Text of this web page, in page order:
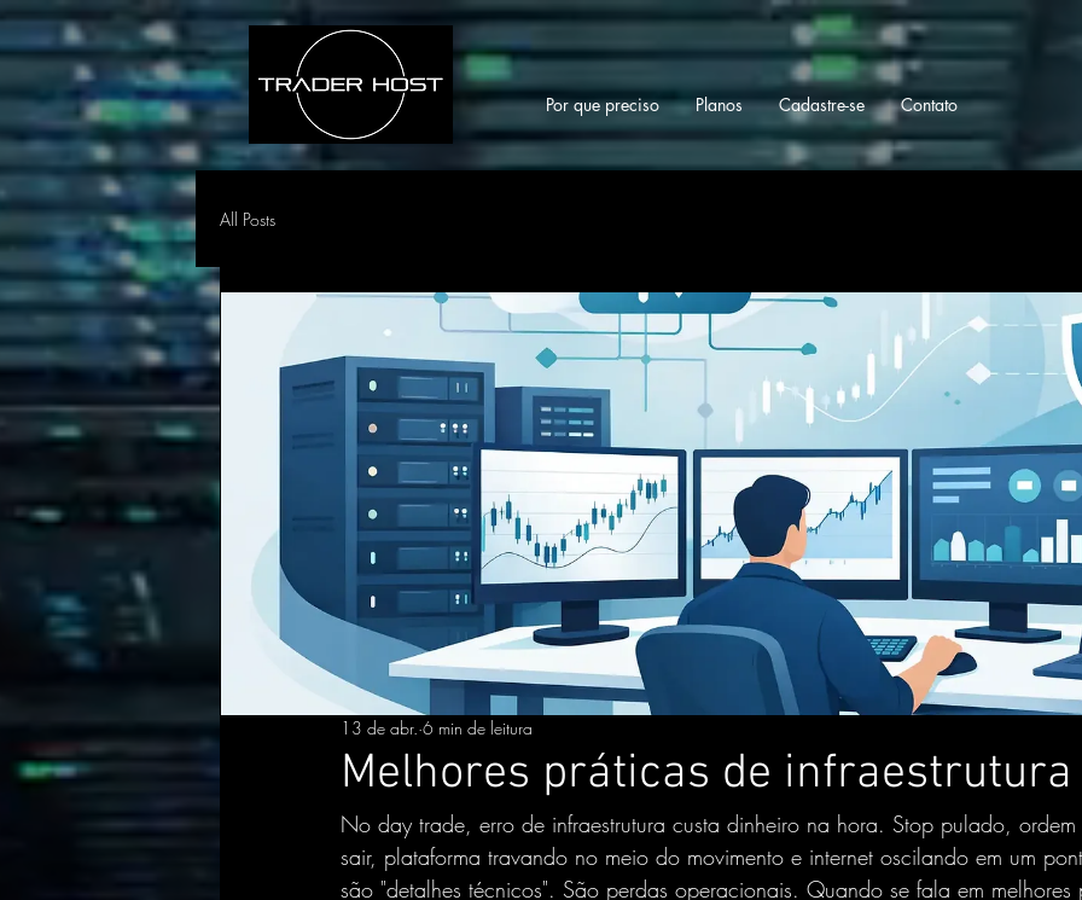
Por que preciso Planos Cadastre-se Contato
All Posts
Melhores práticas de
13 de abr. 6 min de leitura
No day trade, erro de infraestrutura custa dinheiro na hora. Stop pulado,
sair, plataforma travando no meio do movimento e internet oscilando em um
são "detalhes técnicos". São perdas operacionais. Quando se fala em melhores